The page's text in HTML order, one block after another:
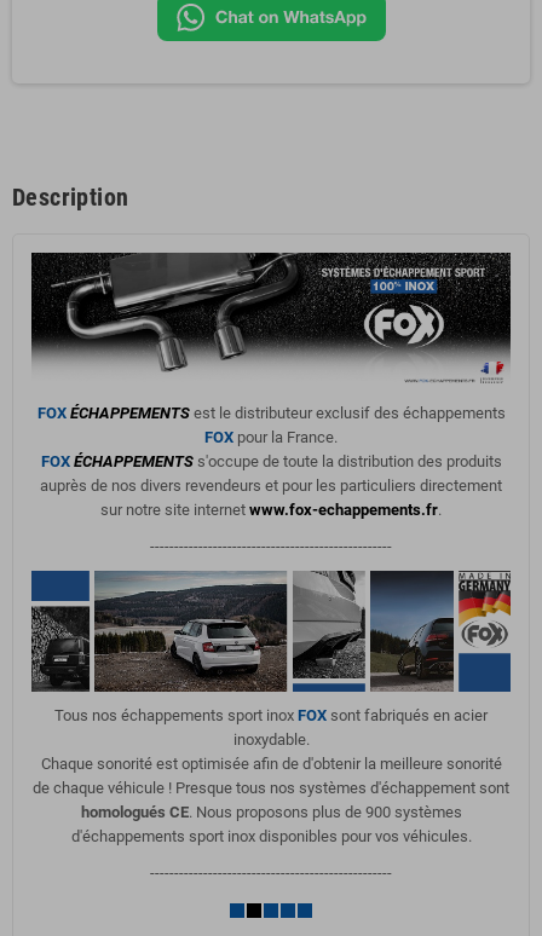
Description
FOX ÉCHAPPEMENTSest le distributeur exclusif des échappements
FOX pour la France.
FOX ÉCHAPPEMENTSs'occupe de toute la distribution des produits
auprès de nos divers revendeurs et pour les particuliers directement
sur notre site internet www.fox-echappements.fr.
--------------------------------------------------
Tous nos échappements sport inox FOX sont fabriqués en acier
inoxydable.
Chaque sonorité est optimisée afin de d'obtenir la meilleure sonorité
de chaque véhicule ! Presque tous nos systèmes d'échappement sont
homologués CE. Nous proposons plus de 900 systèmes
d'échappements sport inox disponibles pour vos véhicules.
--------------------------------------------------